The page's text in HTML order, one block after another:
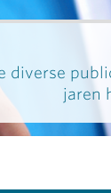
diverse
jaren